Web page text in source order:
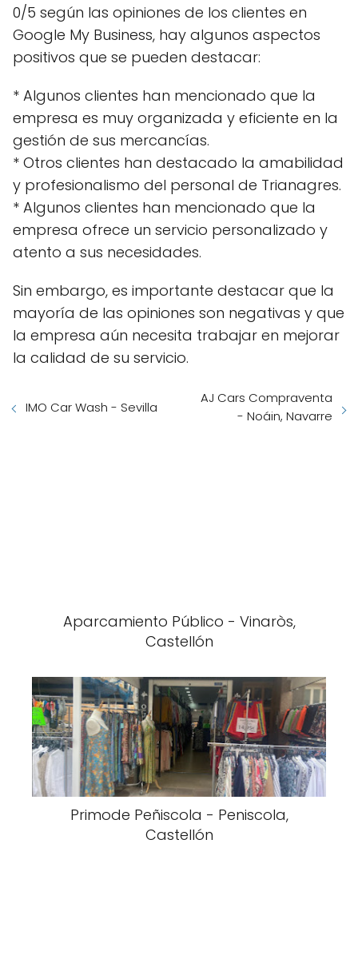
0/5 según las opiniones de los clientes en
Google My Business, hay algunos aspectos
positivos que se pueden destacar:
* Algunos clientes han mencionado que la
empresa es muy organizada y eficiente en la
gestión de sus mercancías.
* Otros clientes han destacado la amabilidad
y profesionalismo del personal de Trianagres.
* Algunos clientes han mencionado que la
empresa ofrece un servicio personalizado y
atento a sus necesidades.
Sin embargo, es importante destacar que la
mayoría de las opiniones son negativas y que
la empresa aún necesita trabajar en mejorar
la calidad de su servicio.
IMO Car Wash - Sevilla
AJ Cars Compraventa
- Noáin, Navarre
Aparcamiento Público - Vinaròs,
Castellón
Primode Peñiscola - Peniscola,
Castellón